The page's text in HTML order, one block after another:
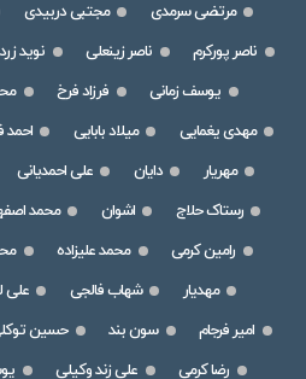
مرتضی سرمدی
مجتبی دربیدی
ناصر پورکرم
ناصر زینعلی نوید
یوسف زمانی
فرزاد فرخ
مهدی یغمایی
میلاد بابایی احمد
مهریار
دایان علی احمدیانی
رستاک حلاج
اشوان محمد
رامین کرمی
محمد علیزاده
مهدیار
شهاب فالجی علی
امیر فرجام
سون بند حسین
رضا کرمی
علی زند وکیلی